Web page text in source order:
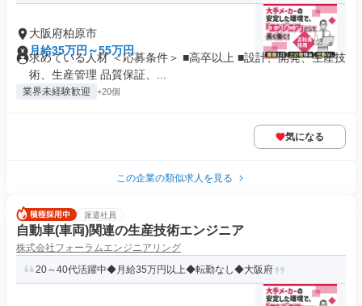
大阪府柏原市
月給35万円～55万円
求めている人材 ＜応募条件＞ ■高卒以上 ■設計、開発、生産技
術、生産管理 品質保証、...
業界未経験歓迎 +20個
気になる
この企業の類似求人を見る
派遣社員
自動車(車両)関連の生産技術エンジニア
株式会社フォーラムエンジニアリング
20～40代活躍中◆月給35万円以上◆転勤なし◆大阪府